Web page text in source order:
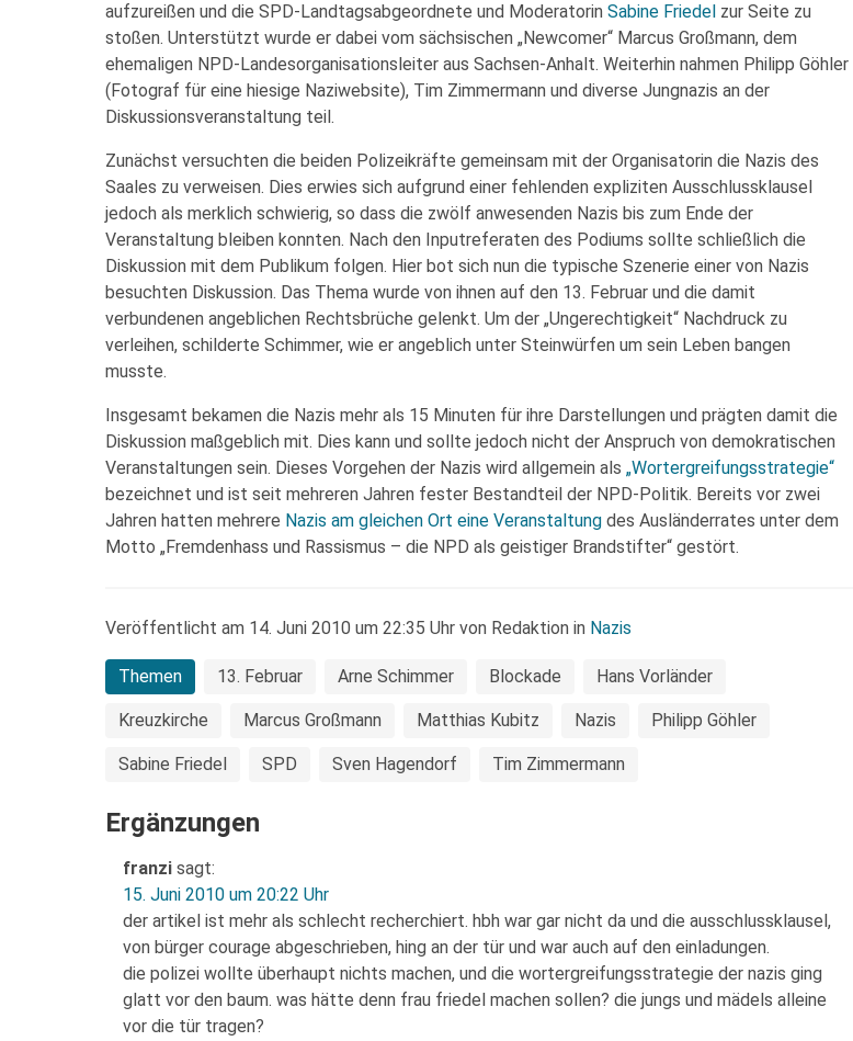
aufzureißen und die SPD-Landtagsabgeordnete und Moderatorin Sabine Friedel zur Seite zu
stoßen. Unterstützt wurde er dabei vom sächsischen „Newcomer“ Marcus Großmann, dem
ehemaligen NPD-Landesorganisationsleiter aus Sachsen-Anhalt. Weiterhin nahmen Philipp Göhler
(Fotograf für eine hiesige Naziwebsite), Tim Zimmermann und diverse Jungnazis an der
Diskussionsveranstaltung teil.
Zunächst versuchten die beiden Polizeikräfte gemeinsam mit der Organisatorin die Nazis des
Saales zu verweisen. Dies erwies sich aufgrund einer fehlenden expliziten Ausschlussklausel
jedoch als merklich schwierig, so dass die zwölf anwesenden Nazis bis zum Ende der
Veranstaltung bleiben konnten. Nach den Inputreferaten des Podiums sollte schließlich die
Diskussion mit dem Publikum folgen. Hier bot sich nun die typische Szenerie einer von Nazis
besuchten Diskussion. Das Thema wurde von ihnen auf den 13. Februar und die damit
verbundenen angeblichen Rechtsbrüche gelenkt. Um der „Ungerechtigkeit“ Nachdruck zu
verleihen, schilderte Schimmer, wie er angeblich unter Steinwürfen um sein Leben bangen
musste.
Insgesamt bekamen die Nazis mehr als 15 Minuten für ihre Darstellungen und prägten damit die
Diskussion maßgeblich mit. Dies kann und sollte jedoch nicht der Anspruch von demokratischen
Veranstaltungen sein. Dieses Vorgehen der Nazis wird allgemein als „Wortergreifungsstrategie“
bezeichnet und ist seit mehreren Jahren fester Bestandteil der NPD-Politik. Bereits vor zwei
Jahren hatten mehrere Nazis am gleichen Ort eine Veranstaltung des Ausländerrates unter dem
Motto „Fremdenhass und Rassismus – die NPD als geistiger Brandstifter“ gestört.
Veröffentlicht am 14. Juni 2010 um 22:35 Uhr von Redaktion in Nazis
Themen 13. Februar Arne Schimmer Blockade Hans Vorländer
Kreuzkirche Marcus Großmann Matthias Kubitz Nazis Philipp Göhler
Sabine Friedel SPD Sven Hagendorf Tim Zimmermann
Ergänzungen
franzi sagt:
15. Juni 2010 um 20:22 Uhr
der artikel ist mehr als schlecht recherchiert. hbh war gar nicht da und die ausschlussklausel,
von bürger courage abgeschrieben, hing an der tür und war auch auf den einladungen.
die polizei wollte überhaupt nichts machen, und die wortergreifungsstrategie der nazis ging
glatt vor den baum. was hätte denn frau friedel machen sollen? die jungs und mädels alleine
vor die tür tragen?